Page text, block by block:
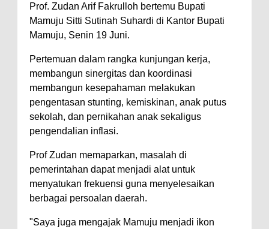
Prof. Zudan Arif Fakrulloh bertemu Bupati
Mamuju Sitti Sutinah Suhardi di Kantor Bupati
Mamuju, Senin 19 Juni.
Pertemuan dalam rangka kunjungan kerja,
membangun sinergitas dan koordinasi
membangun kesepahaman melakukan
pengentasan stunting, kemiskinan, anak putus
sekolah, dan pernikahan anak sekaligus
pengendalian inflasi.
Prof Zudan memaparkan, masalah di
pemerintahan dapat menjadi alat untuk
menyatukan frekuensi guna menyelesaikan
berbagai persoalan daerah.
"Saya juga mengajak Mamuju menjadi ikon